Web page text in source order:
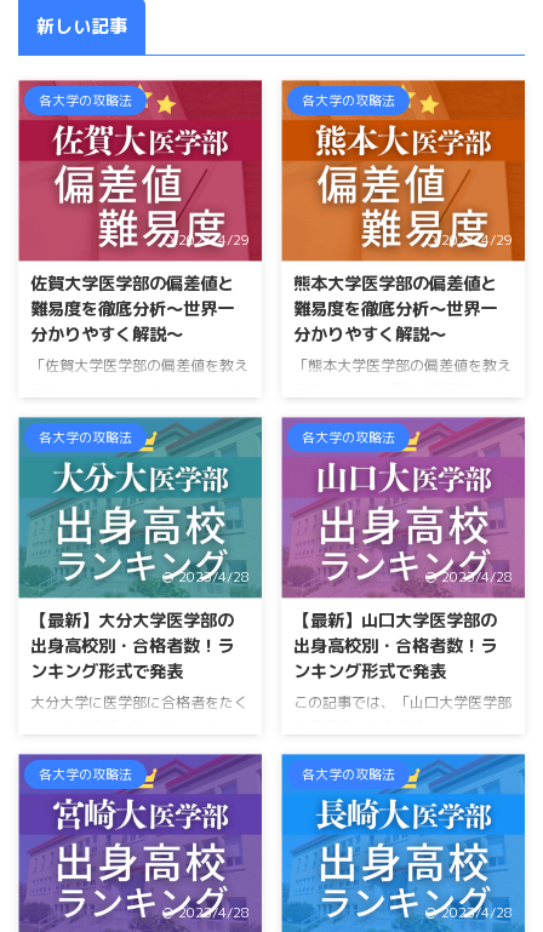
新しい記事
各大学の攻略法
2023/4/29
佐賀大学医学部の偏差値と
難易度を徹底分析〜世界一
分かりやすく解説〜
「佐賀大学医学部の偏差値を教え
の記事では、『佐賀大学医学部の
偏差値』や『佐賀大学医学部の難
易度』についてお話ししていきま
す。 「偏差値は60です」と言わ
れたらどんな印象を持ちますか？
おそらく「あまり難しくない」と
思ったはずです。 でもそんなこ
とはありません。 偏差値60で
も、難しいということはありま
す。 （これには、偏差値の定義
が関係しています。） この記事
では、佐賀大学医学部の偏差値を
紹介するとともに、 それがどの
各大学の攻略法
2023/4/29
熊本大学医学部の偏差値と
難易度を徹底分析〜世界一
分かりやすく解説〜
「熊本大学医学部の偏差値を教え
のくらい難しいのか教えてほし
い」 というあなた。 この記事
では、『熊本大学医学部の偏差
値』や『熊本大学医学部の難易度
（難しさ）』をかな〜り詳しくお
話ししていきます。 「偏差値が
70！」なんて言われても、「な
んか高そうだけどそれって難しい
の？」って感じですよね。 偏差
値なんて受ける模試によって全然
違いますからね。 今回は、他の
大学と熊本大学を徹底的に比較す
ることで、どのくらい難しいのか
各大学の攻略法
2023/4/28
【最新】大分大学医学部の
出身高校別・合格者数！ラ
ンキング形式で発表
大分大学に医学部に合格者をたく
今回は、『大分大学医学部・合
格者の出身高校』についてお話し
していきます。 分かりやすいよ
うにランキング形式で発表！ し
かも合格者が１名の高校も発表し
ます。 さらに徹底的に分析する
ことで、どんな高校が大分大学医
学部に合格者をたくさん出してい
各大学の攻略法
2023/4/28
【最新】山口大学医学部の
出身高校別・合格者数！ラ
ンキング形式で発表
この記事では、「山口大学医学部
話しします。 高校別の合格者は
もちろん、都道府県別の合格者
も。 さらにランキング形式でま
とめたので、楽しみながらみてい
ただけます。 合格者のランキン
グを踏まえて傾向なども分析して
います。 中原先生 「山口大学医
学部の合格者の出身高校」につい
各大学の攻略法
2023/4/28
各大学の攻略法
2023/4/28